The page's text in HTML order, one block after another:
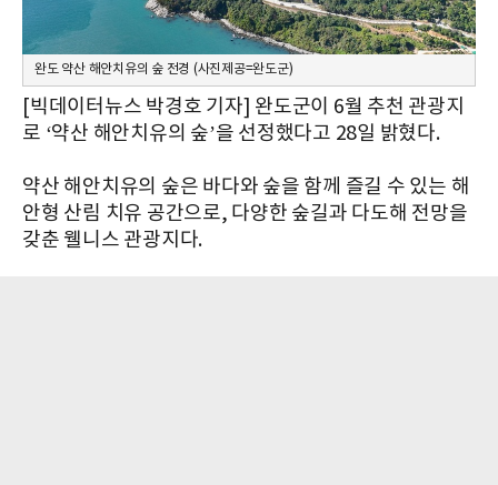
완도 약산 해안치유의 숲 전경 (사진제공=완도군)
[빅데이터뉴스 박경호 기자] 완도군이 6월 추천 관광지
로 ‘약산 해안치유의 숲’을 선정했다고 28일 밝혔다.
약산 해안치유의 숲은 바다와 숲을 함께 즐길 수 있는 해
안형 산림 치유 공간으로, 다양한 숲길과 다도해 전망을
갖춘 웰니스 관광지다.